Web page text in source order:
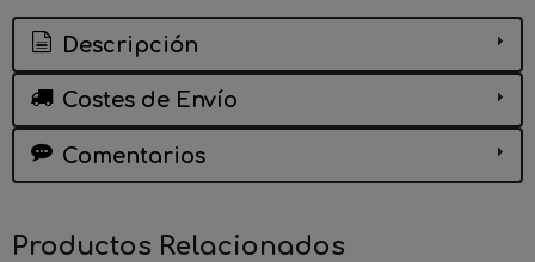
Descripción
Costes de Envío
Comentarios
Productos Relacionados